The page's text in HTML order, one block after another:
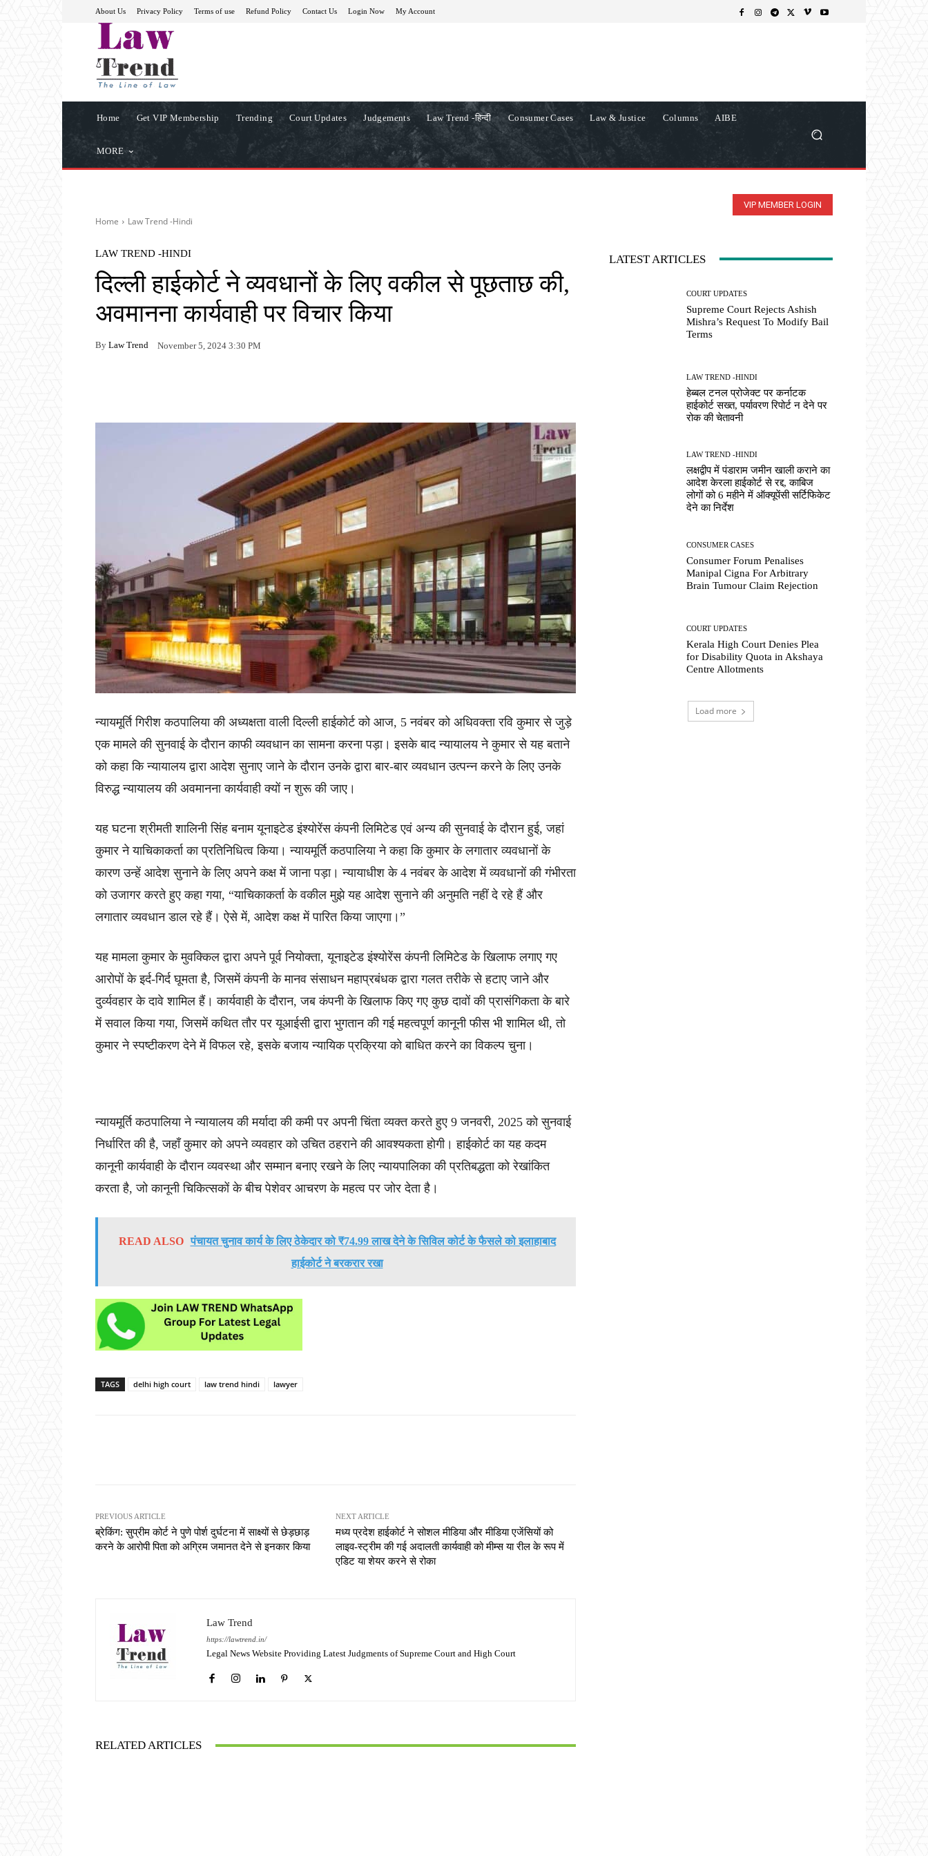
About Us Privacy Policy Terms of use Refund Policy Contact Us Login Now My Account
Home Get VIP Membership Trending Court Updates Judgements Law Trend -हिन्दी Consumer Cases Law & Justice Columns AIBE
MORE
VIP MEMBER LOGIN
Home Law Trend -Hindi
LAW TREND -HINDI
दिल्ली हाईकोर्ट ने व्यवधानों के लिए वकील से पूछताछ की,
अवमानना ​​कार्यवाही पर विचार किया
By Law Trend November 5, 2024 3:30 PM
न्यायमूर्ति गिरीश कठपालिया की अध्यक्षता वाली दिल्ली हाईकोर्ट को आज, 5 नवंबर को अधिवक्ता रवि कुमार से जुड़े
एक मामले की सुनवाई के दौरान काफी व्यवधान का सामना करना पड़ा। इसके बाद न्यायालय ने कुमार से यह बताने
को कहा कि न्यायालय द्वारा आदेश सुनाए जाने के दौरान उनके द्वारा बार-बार व्यवधान उत्पन्न करने के लिए उनके
विरुद्ध न्यायालय की अवमानना ​​कार्यवाही क्यों न शुरू की जाए।
यह घटना श्रीमती शालिनी सिंह बनाम यूनाइटेड इंश्योरेंस कंपनी लिमिटेड एवं अन्य की सुनवाई के दौरान हुई, जहां
कुमार ने याचिकाकर्ता का प्रतिनिधित्व किया। न्यायमूर्ति कठपालिया ने कहा कि कुमार के लगातार व्यवधानों के
कारण उन्हें आदेश सुनाने के लिए अपने कक्ष में जाना पड़ा। न्यायाधीश के 4 नवंबर के आदेश में व्यवधानों की गंभीरता
को उजागर करते हुए कहा गया, “याचिकाकर्ता के वकील मुझे यह आदेश सुनाने की अनुमति नहीं दे रहे हैं और
लगातार व्यवधान डाल रहे हैं। ऐसे में, आदेश कक्ष में पारित किया जाएगा।”
यह मामला कुमार के मुवक्किल द्वारा अपने पूर्व नियोक्ता, यूनाइटेड इंश्योरेंस कंपनी लिमिटेड के खिलाफ लगाए गए
आरोपों के इर्द-गिर्द घूमता है, जिसमें कंपनी के मानव संसाधन महाप्रबंधक द्वारा गलत तरीके से हटाए जाने और
दुर्व्यवहार के दावे शामिल हैं। कार्यवाही के दौरान, जब कंपनी के खिलाफ किए गए कुछ दावों की प्रासंगिकता के बारे
में सवाल किया गया, जिसमें कथित तौर पर यूआईसी द्वारा भुगतान की गई महत्वपूर्ण कानूनी फीस भी शामिल थी, तो
कुमार ने स्पष्टीकरण देने में विफल रहे, इसके बजाय न्यायिक प्रक्रिया को बाधित करने का विकल्प चुना।
न्यायमूर्ति कठपालिया ने न्यायालय की मर्यादा की कमी पर अपनी चिंता व्यक्त करते हुए 9 जनवरी, 2025 को सुनवाई
निर्धारित की है, जहाँ कुमार को अपने व्यवहार को उचित ठहराने की आवश्यकता होगी। हाईकोर्ट का यह कदम
कानूनी कार्यवाही के दौरान व्यवस्था और सम्मान बनाए रखने के लिए न्यायपालिका की प्रतिबद्धता को रेखांकित
करता है, जो कानूनी चिकित्सकों के बीच पेशेवर आचरण के महत्व पर जोर देता है।
READ ALSO पंचायत चुनाव कार्य के लिए ठेकेदार को ₹74.99 लाख देने के सिविल कोर्ट के फैसले को इलाहाबाद
हाईकोर्ट ने बरकरार रखा
TAGS delhi high court law trend hindi lawyer
PREVIOUS ARTICLE
ब्रेकिंग: सुप्रीम कोर्ट ने पुणे पोर्श दुर्घटना में साक्ष्यों से छेड़छाड़
करने के आरोपी पिता को अग्रिम जमानत देने से इनकार किया
NEXT ARTICLE
मध्य प्रदेश हाईकोर्ट ने सोशल मीडिया और मीडिया एजेंसियों को
लाइव-स्ट्रीम की गई अदालती कार्यवाही को मीम्स या रील के रूप में
एडिट या शेयर करने से रोका
Law Trend
https://lawtrend.in/
Legal News Website Providing Latest Judgments of Supreme Court and High Court
RELATED ARTICLES
LATEST ARTICLES
COURT UPDATES
Supreme Court Rejects Ashish
Mishra’s Request To Modify Bail
Terms
LAW TREND -HINDI
हेब्बल टनल प्रोजेक्ट पर कर्नाटक
हाईकोर्ट सख्त, पर्यावरण रिपोर्ट न देने पर
रोक की चेतावनी
LAW TREND -HINDI
लक्षद्वीप में पंडाराम जमीन खाली कराने का
आदेश केरला हाईकोर्ट से रद्द, काबिज
लोगों को 6 महीने में ऑक्यूपेंसी सर्टिफिकेट
देने का निर्देश
CONSUMER CASES
Consumer Forum Penalises
Manipal Cigna For Arbitrary
Brain Tumour Claim Rejection
COURT UPDATES
Kerala High Court Denies Plea
for Disability Quota in Akshaya
Centre Allotments
Load more